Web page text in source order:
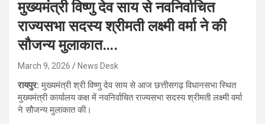
मुख्यमंत्री विष्णु देव साय से नवनिर्वाचित
राज्यसभा सदस्य श्रीमती लक्ष्मी वर्मा ने की
सौजन्य मुलाकात….
March 9, 2026 News Desk
रायपुर: मुख्यमंत्री श्री विष्णु देव साय से आज छत्तीसगढ़ विधानसभा स्थित
मुख्यमंत्री कार्यालय कक्ष में नवनिर्वाचित राज्यसभा सदस्य श्रीमती लक्ष्मी वर्मा
ने सौजन्य मुलाकात की।